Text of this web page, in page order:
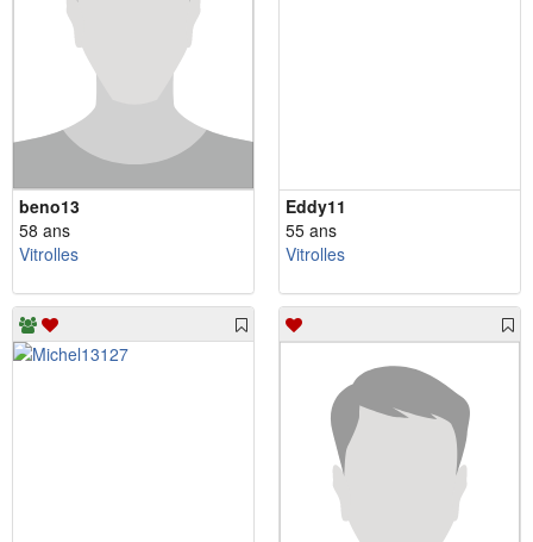
beno13
58 ans
Vitrolles
Eddy11
55 ans
Vitrolles